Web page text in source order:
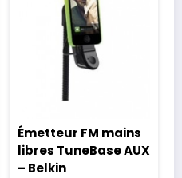
Émetteur FM mains
libres TuneBase AUX
– Belkin